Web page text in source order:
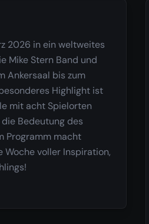
2026 in ein weltweites
Mike Stern Band und
Ankersaal bis zum
Highlight ist
mit acht Spielorten
Bedeutung des
Programm macht
Woche voller Inspiration,